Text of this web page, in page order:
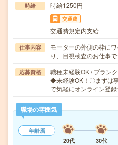
時給 時給1250円
交通費
交通費規定内支給
仕事内容
モーターの外側の枠に
り、目視検査のお仕事
応募資格
職種未経験OK / ブラン
◆未経験OK！〇まずは
で気軽にオンライン登
職場の雰囲気
年齢層
20代
30代